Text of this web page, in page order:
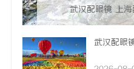
武汉配眼镜 上海
武汉配眼